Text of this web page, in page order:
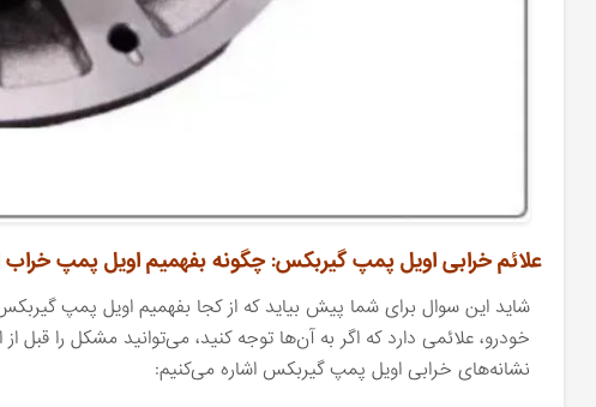
علائم خرابی اویل پمپ گیربکس: چگونه بفهمیم اویل پمپ
شاید این سوال برای شما پیش بیاید که از کجا بفهمیم اویل پمپ
خودرو، علائمی دارد که اگر به آن‌ها توجه کنید، می‌توانید مشکل را
نشانه‌های خرابی اویل پمپ گیربکس اشاره می‌کنیم: